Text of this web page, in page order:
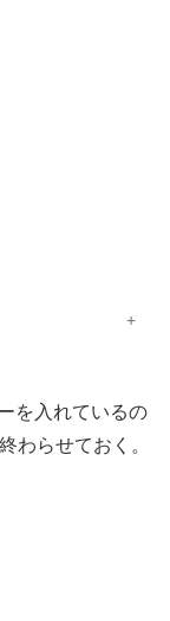
を入れているの
わらせておく。